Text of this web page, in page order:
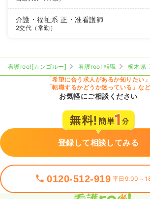
介護・福祉系正・准看護師
2交代（常勤）
看護roo![カンゴルー] 看護roo! 転職 栃木県
「希望に合う求人があるか知りたい」
「転職するかどうか迷っている」な
お気軽にご相談ください
登録して相談してみる
0120-512-919 平日9:00～